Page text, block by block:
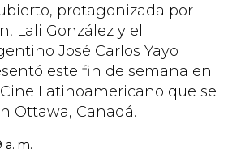
protagonizada por
Lali González y el
José Carlos Yayo
este fin de semana en
Latinoamericano que se
Ottawa, Canadá.
a. m.